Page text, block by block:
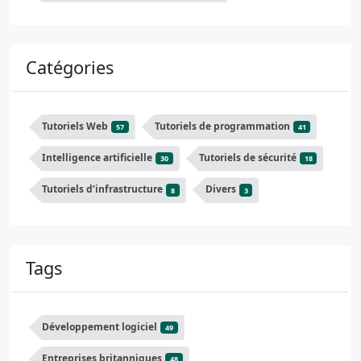
Catégories
Tutoriels Web 57 Tutoriels de programmation 41
Intelligence artificielle 30 Tutoriels de sécurité 18
Tutoriels d’infrastructure 8 Divers 3
Tags
Développement logiciel 49